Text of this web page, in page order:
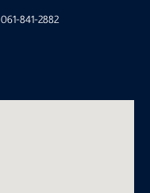
061-841-2882